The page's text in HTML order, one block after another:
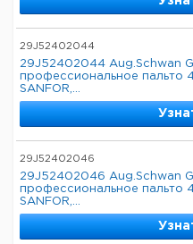
29J52402044
29J52402044 Aug.Schwan
профессиональное пальто
SANFOR,...
29J52402046
29J52402046 Aug.Schwan
профессиональное пальто
SANFOR,...